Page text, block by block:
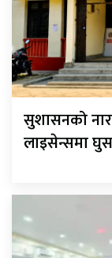
सुशासनको
लाइसेन्समा